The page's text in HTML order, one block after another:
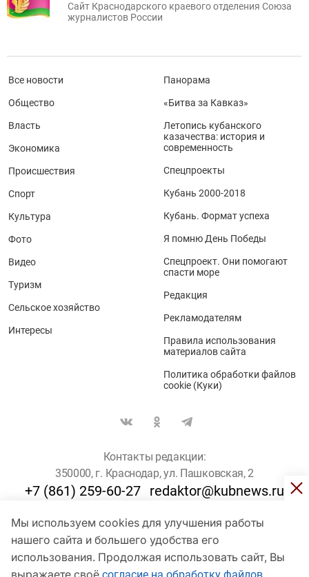
Мы используем cookies для улучшения работы
нашего сайта и большего удобства его
использования. Продолжая использовать сайт, Вы
выражаете своё
Сайт Краснодарского краевого отделения Союза
журналистов России
Все новости
Общество
Власть
Экономика
Происшествия
Спорт
Культура
Фото
Видео
Туризм
Сельское хозяйство
Интересы
Панорама
«Битва за Кавказ»
Летопись кубанского
казачества: история и
современность
Спецпроекты
Кубань 2000-2018
Кубань. Формат успеха
Я помню День Победы
Спецпроект. Они помогают
спасти море
Редакция
Рекламодателям
Правила использования
материалов сайта
Политика обработки файлов
cookie (Куки)
Контакты редакции:
350000, г. Краснодар, ул. Пашковская, 2
+7 (861) 259-60-27 redaktor@kubnews.ru
Для пользователей старше 16 лет
© Кубанские Новости, 2017
Сетевое издание «kubnews» зарегистрировано Федеральной